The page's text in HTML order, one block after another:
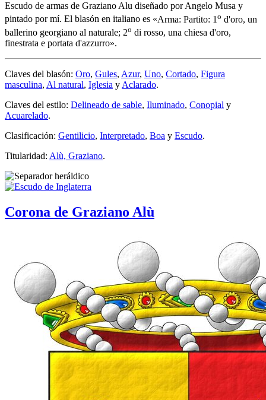
Escudo de armas de Graziano Alu diseñado por Angelo Musa y
pintado por mí. El blasón en italiano es «Arma: Partito: 1 o d'oro, un
ballerino georgiano al naturale; 2o di rosso, una chiesa d'oro,
finestrata e portata d'azzurro».
Claves del blasón: Oro, Gules, Azur, Uno, Cortado, Figura
masculina, Al natural, Iglesia y Aclarado.
Claves del estilo: Delineado de sable, Iluminado, Conopial y
Acuarelado.
Clasificación: Gentilicio, Interpretado, Boa y Escudo.
Titularidad: Alù, Graziano.
Corona de Graziano Alù